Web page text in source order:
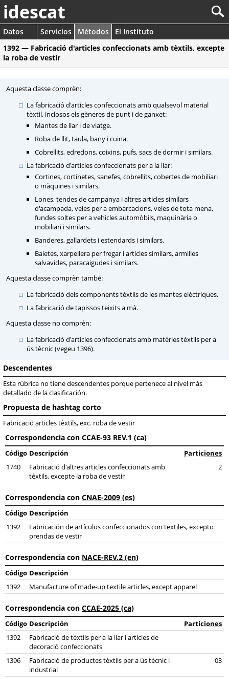
idescat
Datos Servicios Métodos
El Instituto
1392 — Fabricació d'articles confeccionats amb tèxtils, excepte
la roba de vestir
Aquesta classe comprèn:
La fabricació d'articles confeccionats amb qualsevol material
tèxtil, inclosos els gèneres de punt i de ganxet:
Mantes de llar i de viatge.
Roba de llit, taula, bany i cuina.
Cobrellits, edredons, coixins, pufs, sacs de dormir i similars.
La fabricació d'articles confeccionats per a la llar:
Cortines, cortinetes, sanefes, cobrellits, cobertes de mobiliari
o màquines i similars.
Lones, tendes de campanya i altres articles similars
d'acampada, veles per a embarcacions, veles de tota mena,
fundes soltes per a vehicles automòbils, maquinària o
mobiliari i similars.
Banderes, gallardets i estendards i similars.
Baietes, xarpellera per fregar i articles similars, armilles
salvavides, paracaigudes i similars.
Aquesta classe comprèn també:
La fabricació dels components tèxtils de les mantes elèctriques.
La fabricació de tapissos teixits a mà.
Aquesta classe no comprèn:
La fabricació d'articles confeccionats amb matèries tèxtils per a
ús tècnic (vegeu 1396).
Descendentes
Esta rúbrica no tiene descendentes porque pertenece al nivel más
detallado de la clasificación.
Propuesta de hashtag corto
Fabricació articles tèxtils, exc. roba de vestir
Correspondencia con CCAE-93 REV.1 (ca)
Código Descripción
Particiones
1740
Fabricació d'altres articles confeccionats amb
tèxtils, excepte la roba de vestir
2
Correspondencia con CNAE-2009 (es)
Código Descripción
1392
Fabricación de artículos confeccionados con textiles, excepto
prendas de vestir
Correspondencia con NACE-REV.2 (en)
Código Descripción
1392
Manufacture of made-up textile articles, except apparel
Correspondencia con CCAE-2025 (ca)
Código Descripción
Particiones
1392
Fabricació de tèxtils per a la llar i articles de
decoració confeccionats
1396
Fabricació de productes tèxtils per a ús tècnic i
industrial
03